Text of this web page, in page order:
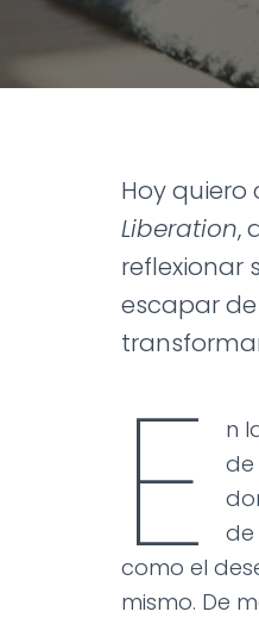
Hoy
Liberation,
reflexionar
escapar
E
n
de
de
como el
mismo. De